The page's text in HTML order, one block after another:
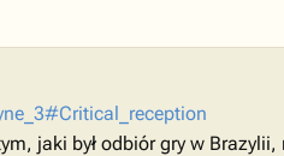
jaki był odbiór gry w